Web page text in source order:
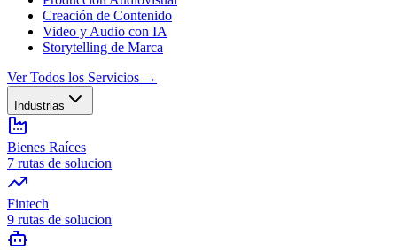
Creación de Contenido
Video y Audio con IA
Storytelling de Marca
Ver Todos los Servicios →
Industrias
Bienes Raíces
7 rutas de solucion
Fintech
9 rutas de solucion